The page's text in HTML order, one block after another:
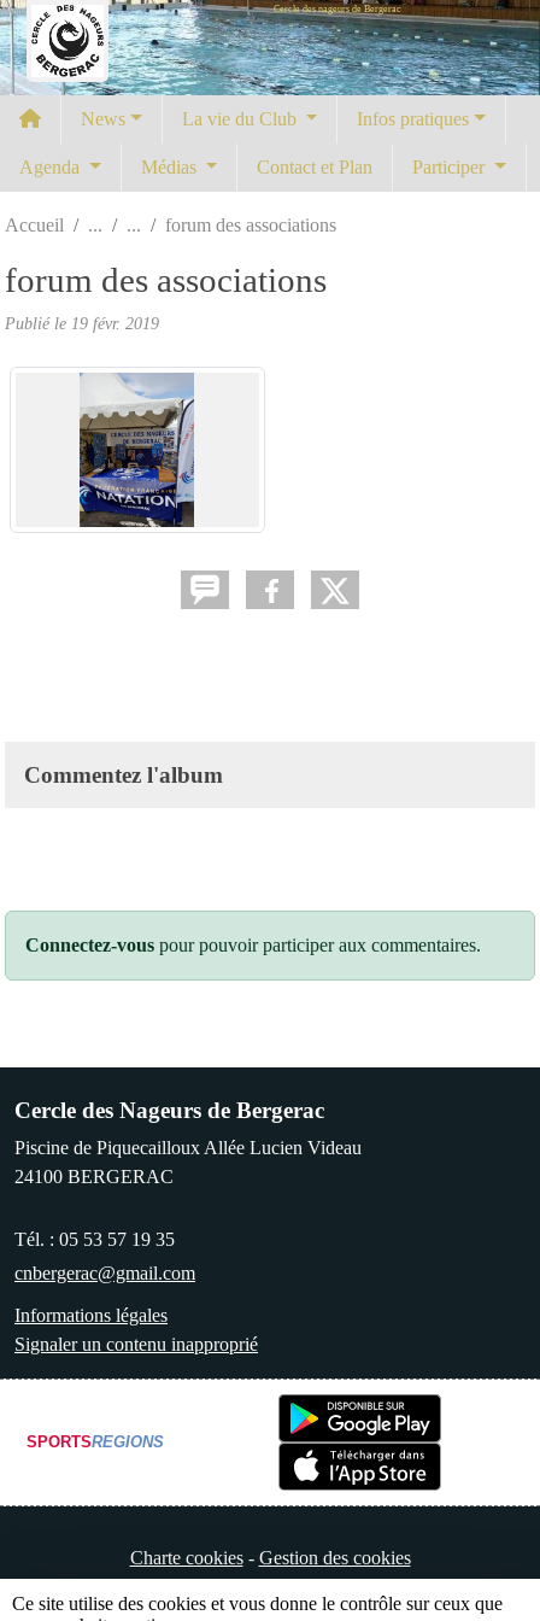
Cercle des nageurs de Bergerac
News La vie du Club Infos pratiques
Agenda Médias Contact et Plan Participer
Accueil forum des associations
forum des associations
Publié le 19 févr. 2019
Commentez l'album
Connectez-vous pour pouvoir participer aux commentaires.
Cercle des Nageurs de Bergerac
Piscine de Piquecailloux Allée Lucien Videau
24100 BERGERAC
Tél. : 05 53 57 19 35
cnbergerac@gmail.com
Informations légales
Signaler un contenu inapproprié
SPORTSREGIONS
Charte cookies Gestion des cookies
Panneau de gestion des cookies
Ce site utilise des cookies et vous donne le contrôle sur ceux que